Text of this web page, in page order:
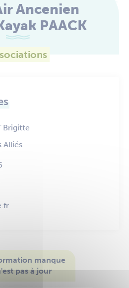
Ancenien
PAACK
Brigitte
Alliés
manque
pas à jour